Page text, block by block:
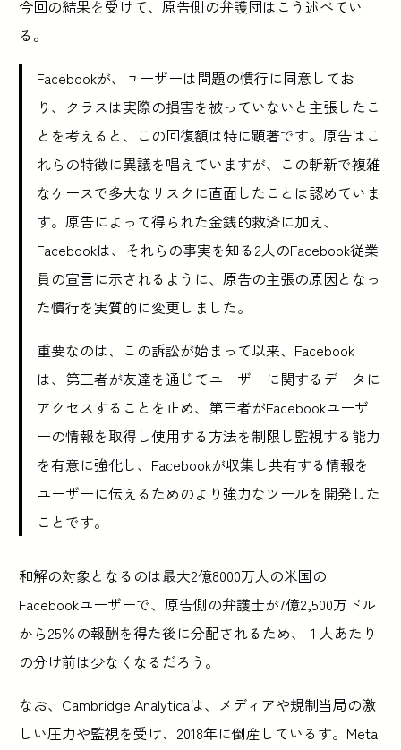
今回の結果を受けて、原告側の弁護団はこう述べてい
る。
Facebookが、ユーザーは問題の慣行に同意してお
り、クラスは実際の損害を被っていないと主張したこ
とを考えると、この回復額は特に顕著です。原告はこ
れらの特徴に異議を唱えていますが、この斬新で複雑
なケースで多大なリスクに直面したことは認めていま
す。原告によって得られた金銭的救済に加え、
Facebookは、それらの事実を知る2人のFacebook従業
員の宣言に示されるように、原告の主張の原因となっ
た慣行を実質的に変更しました。
重要なのは、この訴訟が始まって以来、Facebook
は、第三者が友達を通じてユーザーに関するデータに
アクセスすることを止め、第三者がFacebookユーザ
ーの情報を取得し使用する方法を制限し監視する能力
を有意に強化し、Facebookが収集し共有する情報を
ユーザーに伝えるためのより強力なツールを開発した
ことです。
和解の対象となるのは最大2億8000万人の米国の
Facebookユーザーで、原告側の弁護士が7億2,500万ドル
から25％の報酬を得た後に分配されるため、１人あたり
の分け前は少なくなるだろう。
なお、Cambridge Analyticaは、メディアや規制当局の激
しい圧力や監視を受け、2018年に倒産しているす。Meta